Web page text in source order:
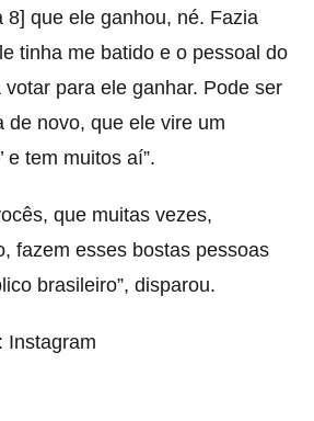
8] que ele ganhou, né. Fazia
tinha me batido e o pessoal do
para ele ganhar. Pode ser
de novo, que ele vire um
e tem muitos aí”.
que muitas vezes,
fazem esses bostas pessoas
brasileiro”, disparou.
Instagram